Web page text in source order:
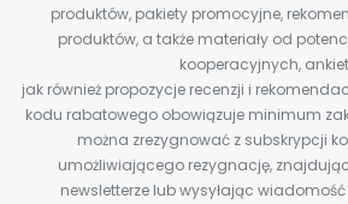
produktów, pakiety promocyjne,
produktów, a także materiały od
kooperacyjnych,
jak również propozycje recenzji i
kodu rabatowego obowiązuje minimum
można zrezygnować z subskrypcji
umożliwiającego rezygnację,
newsletterze lub wysyłając